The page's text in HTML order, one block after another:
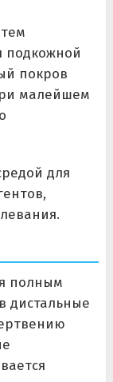
подкожной
покров
малейшем
для
полным
дистальные